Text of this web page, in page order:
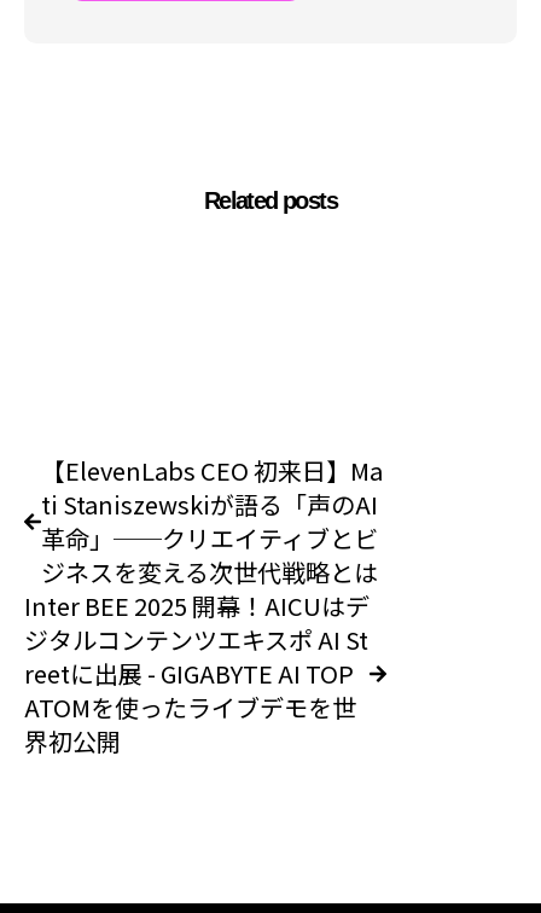
Related posts
【ElevenLabs CEO 初来日】Ma
ti Staniszewskiが語る「声のAI
革命」──クリエイティブとビ
ジネスを変える次世代戦略とは
Inter BEE 2025 開幕！AICUはデ
ジタルコンテンツエキスポ AI St
reetに出展 - GIGABYTE AI TOP
ATOMを使ったライブデモを世
界初公開